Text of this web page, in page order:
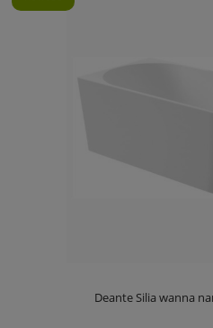
Deante Silia wanna